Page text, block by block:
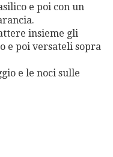
e poi con un
insieme gli
e poi versateli sopra
e le noci sulle